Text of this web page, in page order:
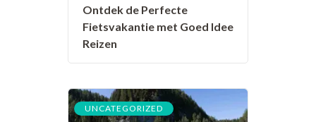
Ontdek de Perfecte
Fietsvakantie met Goed Idee
Reizen
UNCATEGORIZED